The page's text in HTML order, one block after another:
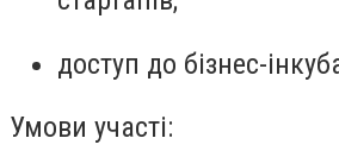
доступ до бізнес-
Умови участі: